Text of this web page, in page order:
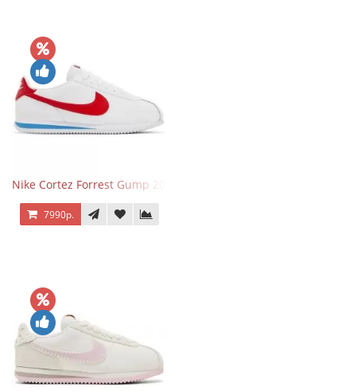
Nike Cortez Forrest Gump 2024
7990р.